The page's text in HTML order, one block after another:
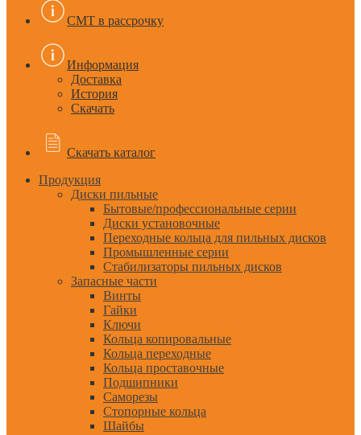
CMT в рассрочку
Информация
Доставка
История
Скачать
Скачать каталог
Продукция
Диски пильные
Бытовые/профессиональные серии
Диски установочные
Переходные кольца для пильных дисков
Промышленные серии
Стабилизаторы пильных дисков
Запасные части
Винты
Гайки
Ключи
Кольца копировальные
Кольца переходные
Кольца проставочные
Подшипники
Саморезы
Стопорные кольца
Шайбы